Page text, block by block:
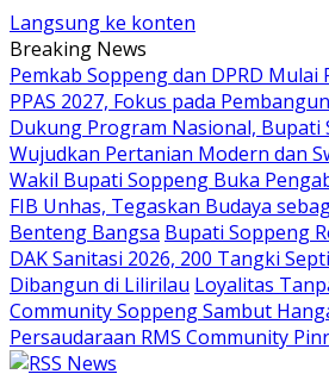
Langsung ke konten
Breaking News
Pemkab Soppeng dan DPRD Mulai
PPAS 2027, Fokus pada
Dukung Program Nasional, Bupati
Wujudkan Pertanian Modern dan
Wakil Bupati Soppeng Buka
FIB Unhas, Tegaskan Budaya
Benteng Bangsa Bupati Soppeng
DAK Sanitasi 2026, 200 Tangki
Dibangun di Lilirilau Loyalitas
Community Soppeng Sambut
Persaudaraan RMS Community